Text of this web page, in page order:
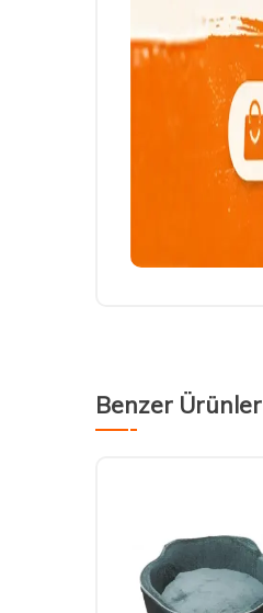
Benzer Ürünler